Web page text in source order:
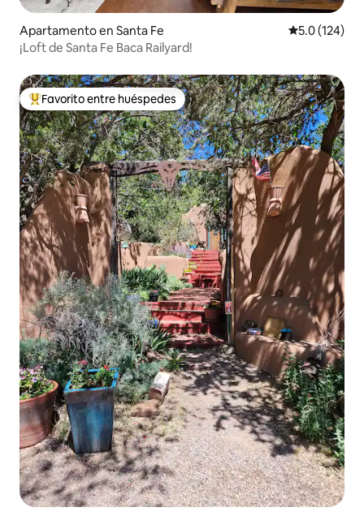
Apartamento en Santa Fe Calificación
5.0 (124)
¡Loft de Santa Fe Baca Railyard!
Favorito entre huéspedes preferido
Favorito entre huéspedes